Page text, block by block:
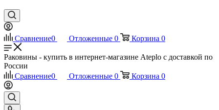
Сравнение0 Отложенные 0 Корзина 0
Раковины - купить в интернет-магазине Ateplo с доставкой по
России
Сравнение0 Отложенные 0 Корзина 0